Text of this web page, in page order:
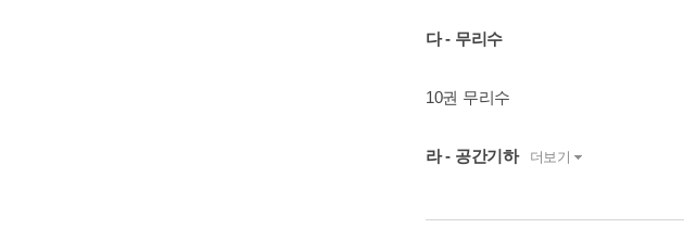
다 - 무리수
10권 무리수
라 - 공간기하 더보기